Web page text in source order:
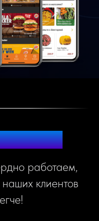
работаем,
клиентов